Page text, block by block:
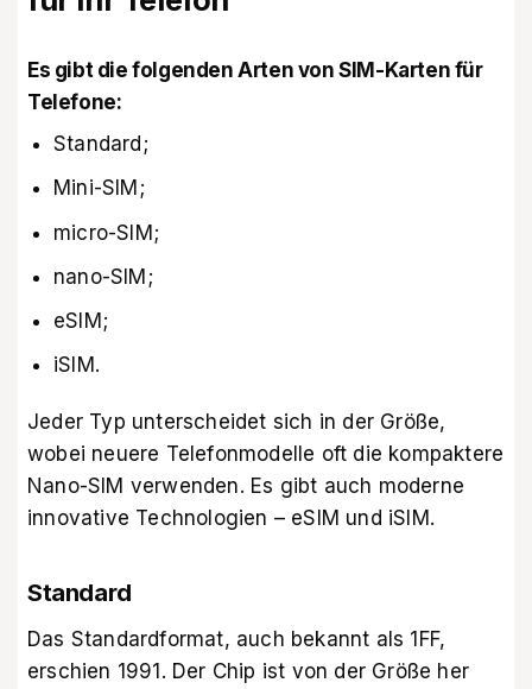
Es gibt die folgenden Arten von SIM-Karten für
Telefone:
Standard;
Mini-SIM;
micro-SIM;
nano-SIM;
eSIM;
iSIM.
Jeder Typ unterscheidet sich in der Größe,
wobei neuere Telefonmodelle oft die kompaktere
Nano-SIM verwenden. Es gibt auch moderne
innovative Technologien – eSIM und iSIM.
Standard
Das Standardformat, auch bekannt als 1FF,
erschien 1991. Der Chip ist von der Größe her